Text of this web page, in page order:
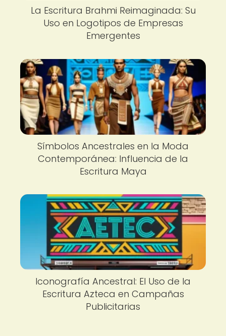
La Escritura Brahmi Reimaginada: Su
Uso en Logotipos de Empresas
Emergentes
Símbolos Ancestrales en la Moda
Contemporánea: Influencia de la
Escritura Maya
Iconografía Ancestral: El Uso de la
Escritura Azteca en Campañas
Publicitarias